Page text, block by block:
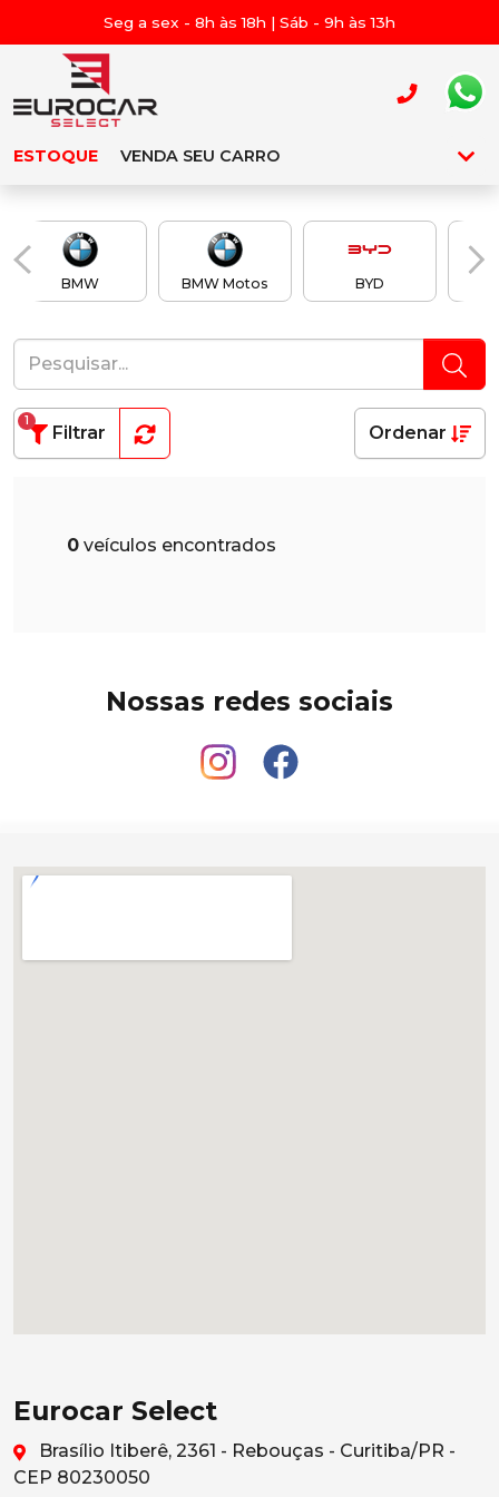
Seg a sex - 8h às 18h | Sáb - 9h às 13h
ESTOQUE VENDA SEU CARRO
BMW BMW Motos BYD
Filtrar
1
Ordenar
0 veículos encontrados
Nossas redes sociais
Eurocar Select
Brasílio Itiberê, 2361 - Rebouças - Curitiba/PR -
CEP 80230050